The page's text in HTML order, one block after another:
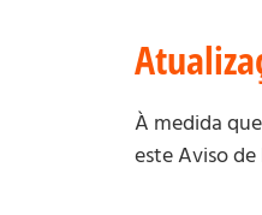
À medida
este Aviso